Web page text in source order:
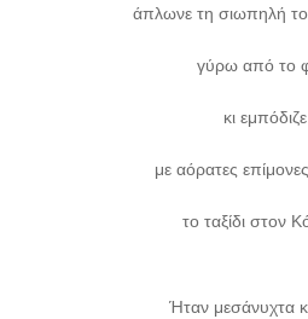
άπλωνε τη σιωπηλή
γύρω από το
κι εμπόδιζε
με αόρατες επίμονες
το ταξίδι στον
Ήταν μεσάνυχτα